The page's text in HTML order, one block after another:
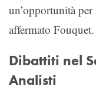
un’opportunità
affermato Fouquet.
Dibattiti nel
Analisti